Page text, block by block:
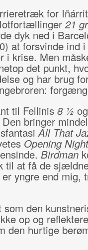
for
21
dyk ned i
at forsvinde ind i
i krise. Men
det punkt,
og har brug
til Fellinis 8 ½
bringer
All That
Opening Night
Birdman
til at få de
yngre end mig,
den
op og
den hurtige